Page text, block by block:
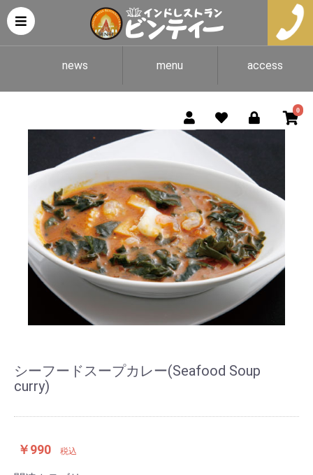
news menu access
0
シーフードスープカレー(Seafood Soup
curry)
￥990 税込